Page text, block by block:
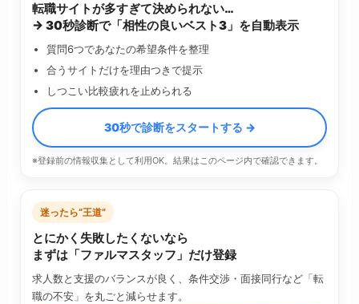
転職サイトが多すぎて決められない…
→ 30秒診断で「相性の良いベスト3」を自動表示
質問6つであなたの希望条件を整理
合うサイトだけを理由つきで提示
しつこい比較疲れを止められる
30秒で診断をスタートする →
※登録前の情報収集として利用OK。結果はこのページ内で確認できます。
迷ったら“王道”
とにかく失敗したくないなら
まずは「ファルマスタッフ」だけ登録
求人数と支援のバランスが良く、条件交渉・面接同行など「転
職の不安」を丸ごと減らせます。